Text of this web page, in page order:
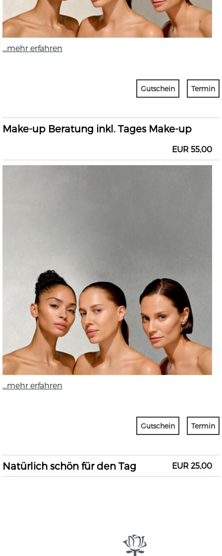
...mehr erfahren
Gutschein Termin
Make-up Beratung inkl. Tages Make-up
EUR 55,00
...mehr erfahren
Gutschein Termin
Natürlich schön für den Tag EUR 25,00